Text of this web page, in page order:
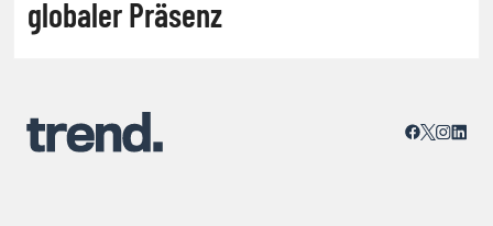
globaler Präsenz